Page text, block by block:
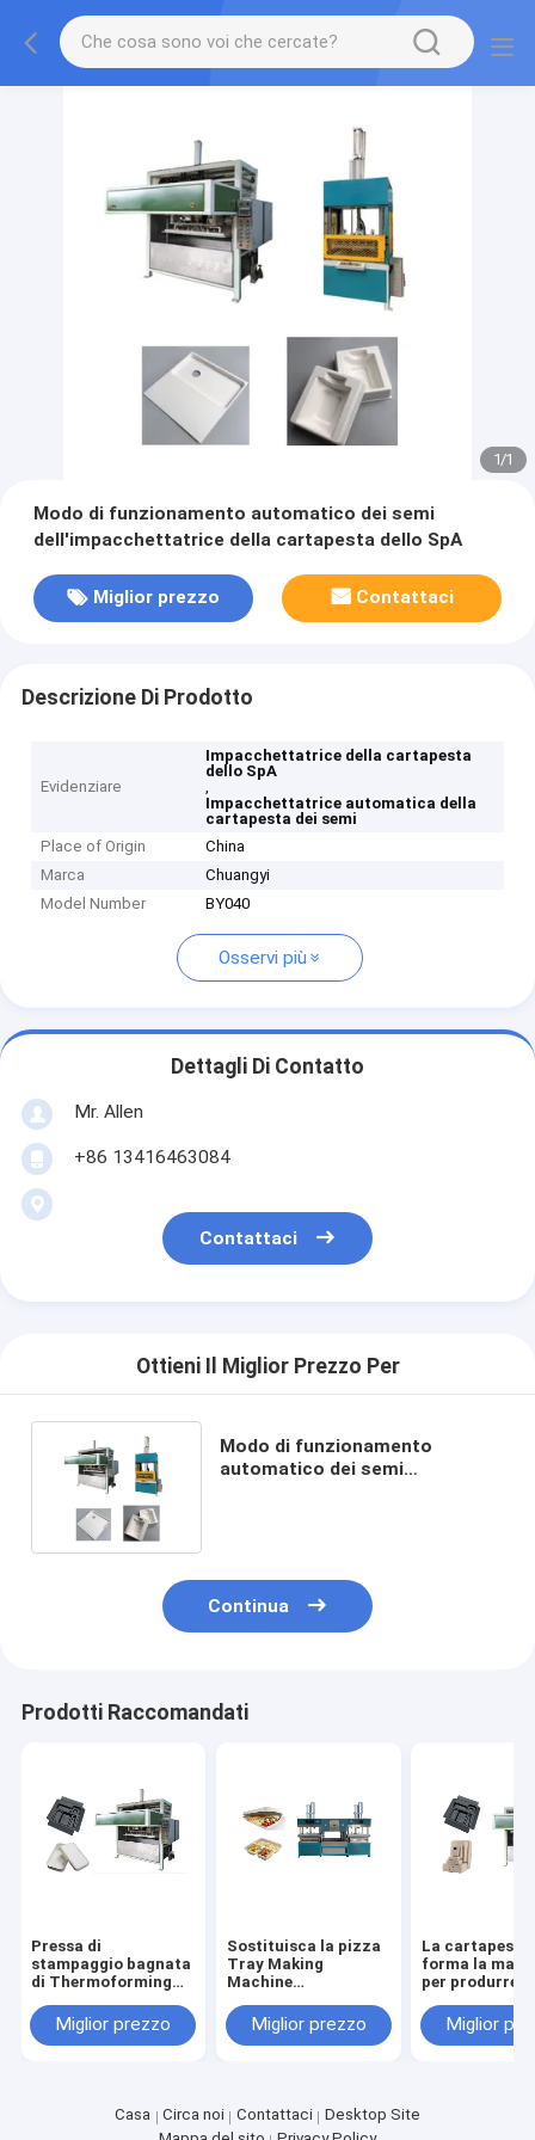
1/1
Modo di funzionamento automatico dei semi
dell'impacchettatrice della cartapesta dello SpA
Miglior prezzo Contattaci
Descrizione Di Prodotto
Evidenziare
Impacchettatrice della cartapesta
dello SpA
,
Impacchettatrice automatica della
cartapesta dei semi
Place of Origin
China
Marca
Chuangyi
Model Number
BY040
Osservi più
Dettagli Di Contatto
Mr. Allen
+86 13416463084
Contattaci
Ottieni Il Miglior Prezzo Per
Modo di funzionamento
automatico dei semi
Continua
Prodotti Raccomandati
Pressa di
stampaggio bagnata
di Thermoforming
imballaggio del
prodotto di Elctronic
Miglior prezzo
Sostituisca la pizza
Tray Making
Machine
fibra della polpa del
PE dei pp
Miglior prezzo
La cartapesta
forma la
per produrre
personalizza
dimensione
Miglior
Casa Circa noi Contattaci
Desktop Site